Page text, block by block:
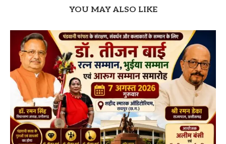
YOU MAY ALSO LIKE